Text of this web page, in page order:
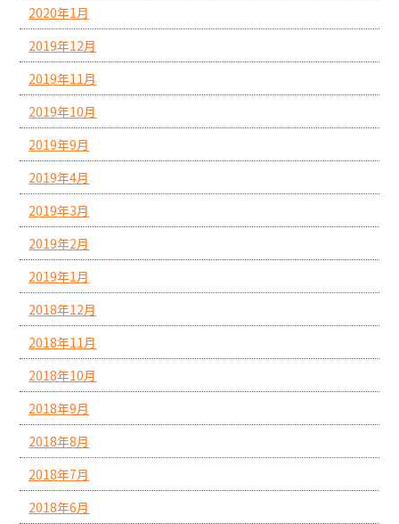
2020年1月
2019年12月
2019年11月
2019年10月
2019年9月
2019年4月
2019年3月
2019年2月
2019年1月
2018年12月
2018年11月
2018年10月
2018年9月
2018年8月
2018年7月
2018年6月